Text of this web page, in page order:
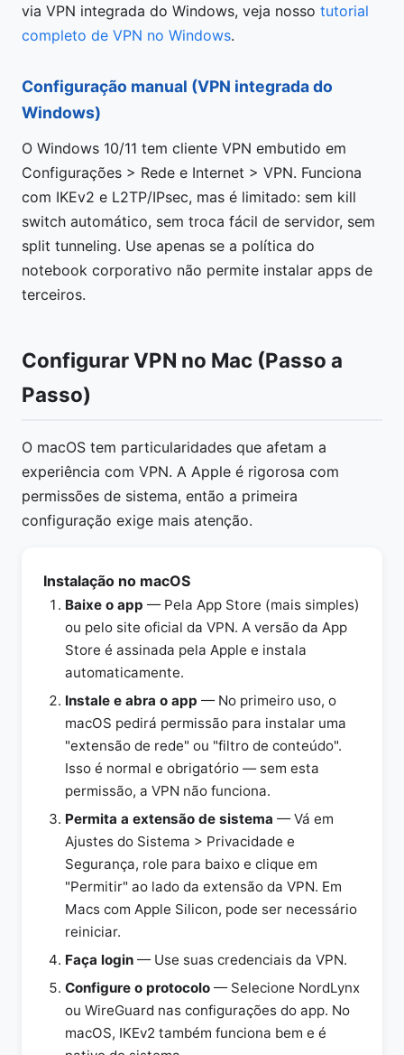
via VPN integrada do Windows, veja nosso tutorial
completo de VPN no Windows.
Configuração manual (VPN integrada do
Windows)
O Windows 10/11 tem cliente VPN embutido em
Configurações > Rede e Internet > VPN. Funciona
com IKEv2 e L2TP/IPsec, mas é limitado: sem kill
switch automático, sem troca fácil de servidor, sem
split tunneling. Use apenas se a política do
notebook corporativo não permite instalar apps de
terceiros.
Configurar VPN no Mac (Passo a
Passo)
O macOS tem particularidades que afetam a
experiência com VPN. A Apple é rigorosa com
permissões de sistema, então a primeira
configuração exige mais atenção.
Instalação no macOS
Baixe o app — Pela App Store (mais simples)
ou pelo site oficial da VPN. A versão da App
Store é assinada pela Apple e instala
automaticamente.
Instale e abra o app — No primeiro uso, o
macOS pedirá permissão para instalar uma
"extensão de rede" ou "filtro de conteúdo".
Isso é normal e obrigatório — sem esta
permissão, a VPN não funciona.
Permita a extensão de sistema — Vá em
Ajustes do Sistema > Privacidade e
Segurança, role para baixo e clique em
"Permitir" ao lado da extensão da VPN. Em
Macs com Apple Silicon, pode ser necessário
reiniciar.
Faça login — Use suas credenciais da VPN.
Configure o protocolo — Selecione NordLynx
ou WireGuard nas configurações do app. No
macOS, IKEv2 também funciona bem e é